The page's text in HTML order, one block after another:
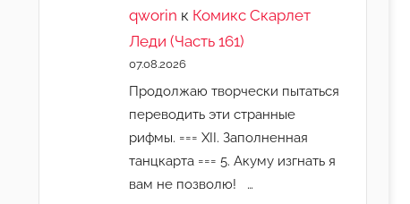
qworin к Комикс Скарлет
Леди (Часть 161)
07.08.2026
Продолжаю творчески пытаться
переводить эти странные
рифмы. === XII. Заполненная
танцкарта === 5. Акуму изгнать я
вам не позволю! …